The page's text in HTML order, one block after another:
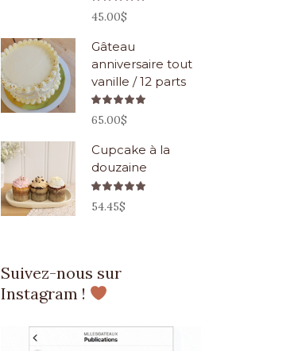
5.00
45.00$
Gâteau
anniversaire tout
vanille / 12 parts
5.00
65.00$
Cupcake à la
douzaine
5.00
54.45$
Suivez-nous sur
Instagram !